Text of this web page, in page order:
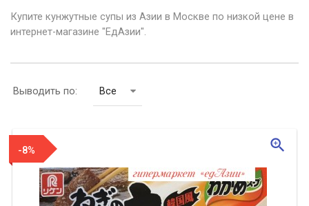
Купите кунжутные супы из Азии в Москве по низкой цене в
интернет-магазине "ЕдАзии".
Выводить по: Все
-8% zoom_in